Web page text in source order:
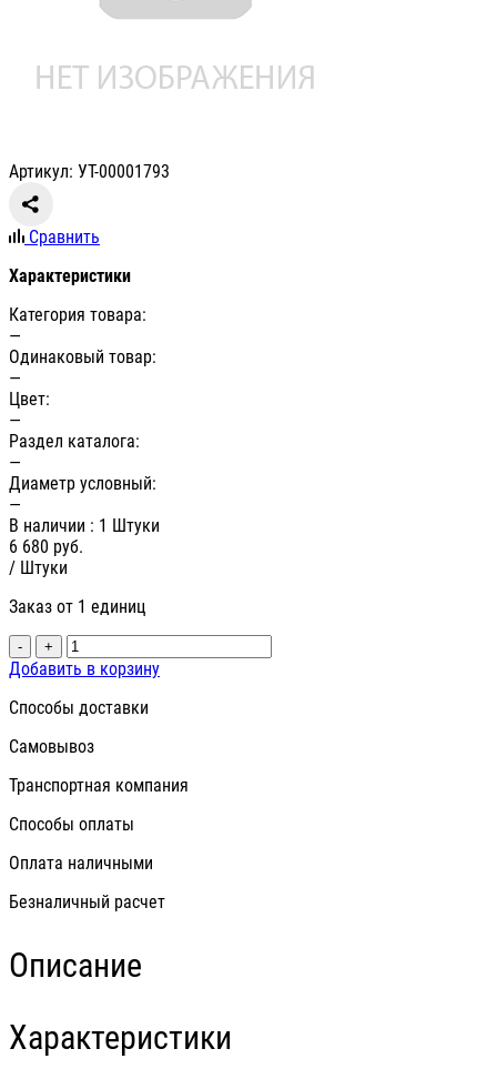
Артикул: УТ-00001793
Сравнить
Характеристики
Категория товара:
—
Одинаковый товар:
—
Цвет:
—
Раздел каталога:
—
Диаметр условный:
—
В наличии : 1 Штуки
6 680 руб.
/ Штуки
Заказ от 1 единиц
- +
Добавить в корзину
Способы доставки
Самовывоз
Транспортная компания
Способы оплаты
Оплата наличными
Безналичный расчет
Описание
Характеристики